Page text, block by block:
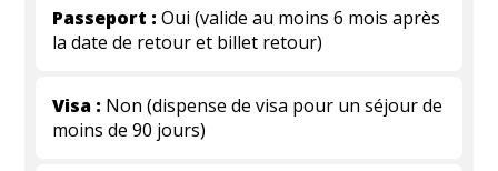
Passeport : Oui (valide au moins 6 mois après
la date de retour et billet retour)
Visa : Non (dispense de visa pour un séjour de
moins de 90 jours)